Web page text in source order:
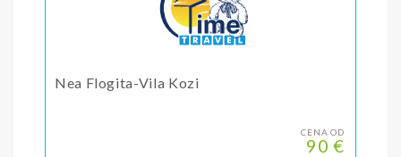
Nea Flogita-Vila Kozi
CENA OD
90 €